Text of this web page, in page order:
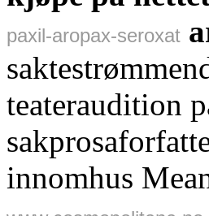
paxil-aropax-seroxat
teateraudition
innomhus